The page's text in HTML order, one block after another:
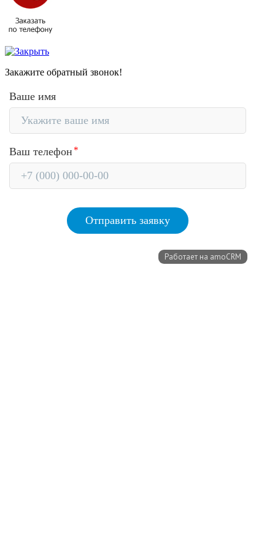
Закажите обратный звонок!